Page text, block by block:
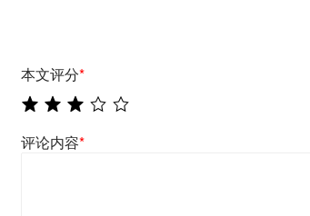
本文评分*
评论内容*